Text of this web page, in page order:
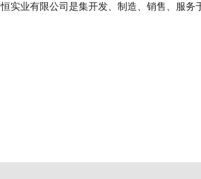
实业有限公司是集开发、制造、销售、服务